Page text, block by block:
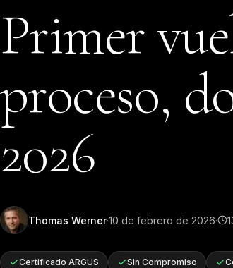
Primer
proceso,
2026
Thomas Werner·10 de febrero de 2026·
Certificado ARGUS Sin Compromiso